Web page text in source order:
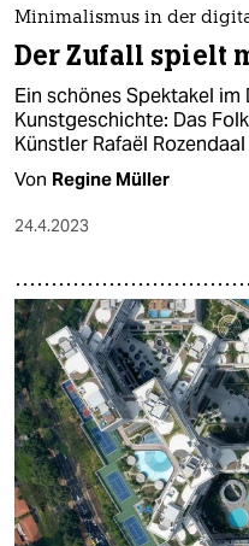
Minimalismus in der
Der Zufall spielt
Ein schönes Spektakel
Kunstgeschichte: Das
Künstler Rafaël
Von Regine Müller
24.4.2023